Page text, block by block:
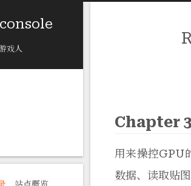
戏人
Chapter
用来操控GPU
数据、读取贴